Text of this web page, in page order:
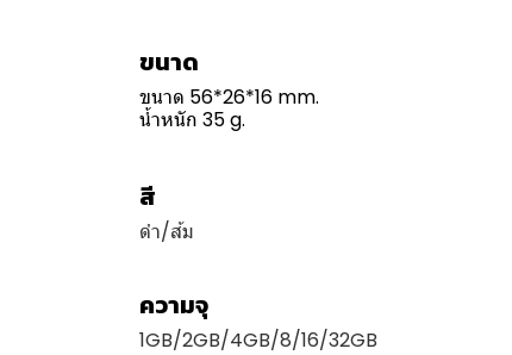
ขนาด
ขนาด 56*26*16 mm.
น้ำหนัก 35 g.
สี
ดำ/ส้ม
ความจุ
1GB/2GB/4GB/8/16/32GB